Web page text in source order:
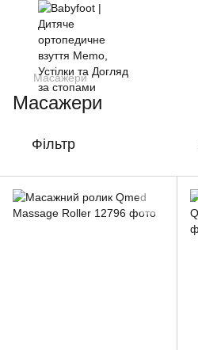
Масажери
Масажери
Фільтр